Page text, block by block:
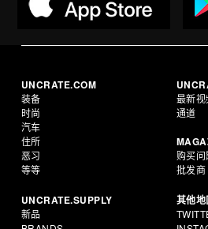
UNCRATE.COM
装备
时尚
汽车
住所
恶习
等等
最新视
通道
购买问
批发商
UNCRATE.SUPPLY
新品
其他地